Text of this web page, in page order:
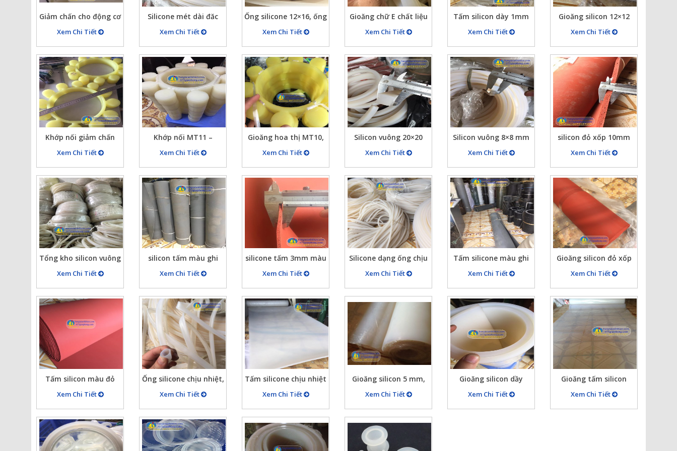
Giảm chấn cho động cơ
MT12 (355x215x55x12)
hình cánh hoa ( gioăng
hoa thị)
Xem Chi Tiết
Silicone mét dài đăc
đường kính từ 2mm,
3mm, 4mm, 5mm,…
10mm…20mm trắng
chịu nhiệt
Xem Chi Tiết
Ống silicone 12×16, ống
silicone 14×18, ống
silicon 16×20… trắng
chịu nhiệt cao
Xem Chi Tiết
Gioăng chữ E chất liệu
silicone màu trắng chịu
nhiệt cao
Xem Chi Tiết
Tấm silicon dày 1mm
chịu nhiệt màu trắng,
gioăng silicon dày
1mm
Xem Chi Tiết
Gioăng silicon 12×12
vuông chịu nhiệt màu
trắng dài 100 mét
Xem Chi Tiết
Khớp nối giảm chấn
cho động cơ hình cánh
hoa MT12, quả 55
Xem Chi Tiết
Khớp nối MT11 –
160x50x10 Cao su
silicon, PU giảm chấn
hình cánh hoa
Xem Chi Tiết
Gioăng hoa thị MT10,
Vòng đệm cao su
silicon giảm chấn
Xem Chi Tiết
Silicon vuông 20×20
mm trắng chịu nhiệt,
silicon mét 20×20 màu
trắng
Xem Chi Tiết
Silicon vuông 8×8 mm
trắng chịu nhiệt,
gioăng mét silicon
vuông trắng chịu nhiệt
Xem Chi Tiết
silicon đỏ xốp 10mm
chịu nhiệt, (gioăng chịu
nhiệt silicon xốp đỏ
dầy 1cm)
Xem Chi Tiết
Tổng kho silicon vuông
tròn các loại chịu nhiệt
độ cao, gioăng silicon
trắng đỏ…
Xem Chi Tiết
silicon tấm màu ghi
dầy 4,5 mm
Xem Chi Tiết
silicone tấm 3mm màu
đỏ chịu nhiệt, gioăng
silicon đỏ xốp
Xem Chi Tiết
Silicone dạng ống chịu
nhiệt trắng trong, ống
silicone dầy 1mm,
2mm,3mm…
Xem Chi Tiết
Tấm silicone màu ghi
chịu nhiệt trên 300 độ
dầy 4mm, 5mm
Xem Chi Tiết
Gioăng silicon đỏ xốp
chịu nhiệt trên 300 độ
Xem Chi Tiết
Tấm silicon màu đỏ
chịu nhiệt, gioăng
silicon tấm xốp đỏ
2mm, 3mm, 5mm,…
Xem Chi Tiết
Ống silicone chịu nhiệt,
ống silicon trắng trong
chịu nhiệt, ống tròn
silicon
Xem Chi Tiết
Tấm silicone chịu nhiệt
300 độ trắng trong
Xem Chi Tiết
Gioăng silicon 5 mm,
3mm chịu nhiệt
Xem Chi Tiết
Gioăng silicon dầy
10mm
Xem Chi Tiết
Gioăng tấm silicon
trắng trong 1mm,
2mm, 3mm, 4mm,
Xem Chi Tiết